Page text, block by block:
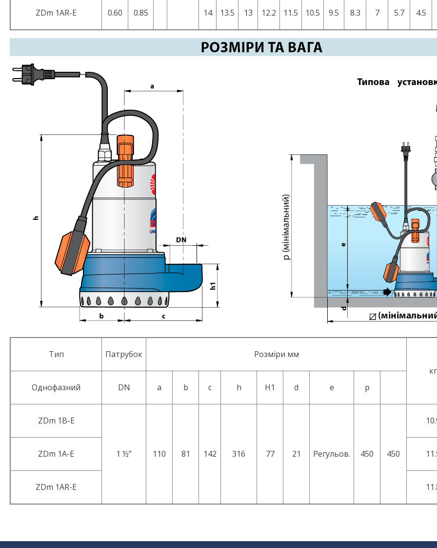
ZDm 1AR-E 0.60 0.85 14 13.5 13 12.2 11.5 10.5 9.5 8.3 7 5.7 4.5
Тип Патрубок
Розміри мм
кг
Однофазний
DN a b c h H1 d e p
ZDm 1B-E
1 ½” 110 81 142 316 77 21 Регульов. 450 450
ZDm 1A-E
ZDm 1AR-E